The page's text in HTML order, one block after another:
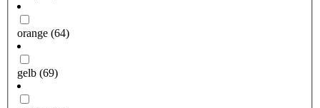
orange (64)
gelb (69)